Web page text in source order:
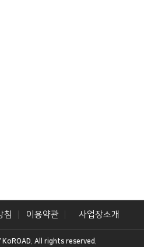
침 이용약관 사업장소개
All rights reserved.